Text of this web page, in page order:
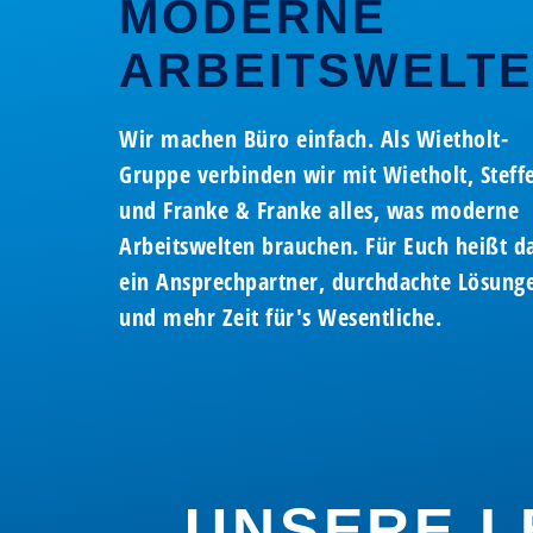
Wir freuen uns auf Ihren Anruf
(02863) 925-0
Wir freuen uns auf Ihren Anruf
(02863) 925-0
Wir freuen uns auf Ihren Anruf
(02863) 925-0
Wir freuen uns auf Ihren Anruf
(02863) 925-0
MODERNE
Wir machen Büro einfach. Als Wietholt-
Gruppe verbinden wir mit Wietholt,
und Franke & Franke alles, was moderne
Arbeitswelten brauchen. Für Euch heißt
ein Ansprechpartner, durchdachte
und mehr Zeit für's Wesentliche.